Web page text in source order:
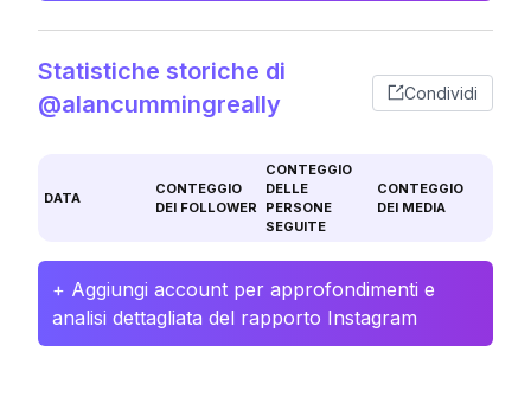
Statistiche storiche di
@alancummingreally
Condividi
DATA
CONTEGGIO
DEI FOLLOWER
CONTEGGIO
DELLE
PERSONE
SEGUITE
CONTEGGIO
DEI MEDIA
+ Aggiungi account per approfondimenti e
analisi dettagliata del rapporto Instagram